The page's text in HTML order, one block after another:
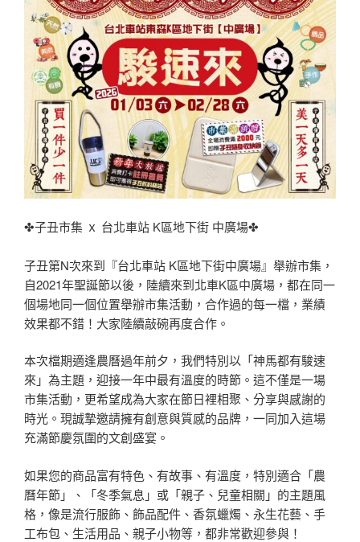
✤子丑市集 ｘ 台北車站 K區地下街 中廣場✤
子丑第N次來到『台北車站 K區地下街中廣場』舉辦市集，
自2021年聖誕節以後，陸續來到北車K區中廣場，都在同一
個場地同一個位置舉辦市集活動，合作過的每一檔，業績
效果都不錯！大家陸續敲碗再度合作。
本次檔期適逢農曆過年前夕，我們特別以「神馬都有駿速
來」為主題，迎接一年中最有溫度的時節。這不僅是一場
市集活動，更希望成為大家在節日裡相聚、分享與感謝的
時光。現誠摯邀請擁有創意與質感的品牌，一同加入這場
充滿節慶氛圍的文創盛宴。
如果您的商品富有特色、有故事、有溫度，特別適合「農
曆年節」、「冬季氣息」或「親子、兒童相關」的主題風
格，像是流行服飾、飾品配件、香氛蠟燭、永生花藝、手
工布包、生活用品、親子小物等，都非常歡迎參與！